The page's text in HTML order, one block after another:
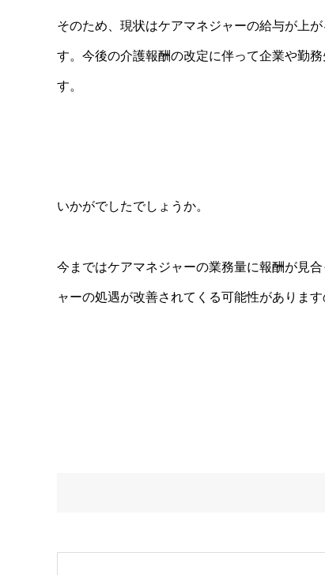
そのため、現状はケアマネジャーの給与が上
す。今後の介護報酬の改定に伴って企業や勤
す。
いかがでしたでしょうか。
今まではケアマネジャーの業務量に報酬が見
ャーの処遇が改善されてくる可能性がありま